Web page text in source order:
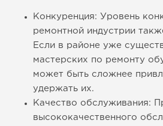
Конкуренция: Уровень
ремонтной индустрии
Если в районе уже
мастерских по ремонту
может быть сложнее
удержать их.
Качество обслуживания:
высококачественного